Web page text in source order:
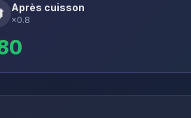
Après cuisson
×0.8